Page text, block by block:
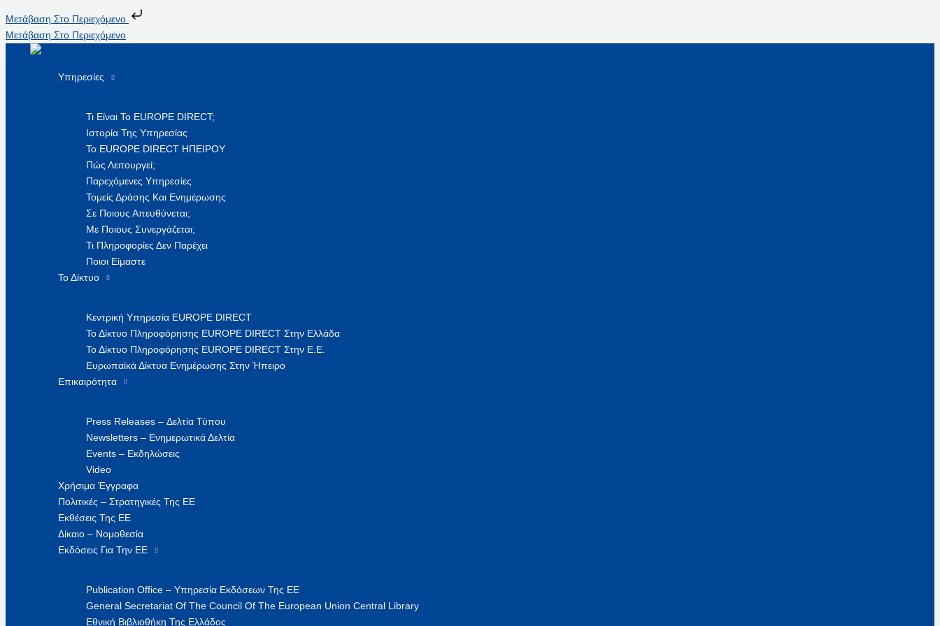
Μετάβαση Στο Περιεχόμενο
Μετάβαση Στο Περιεχόμενο
Υπηρεσίες
Τι Είναι Το EUROPE DIRECT;
Ιστορία Της Υπηρεσίας
Το EUROPE DIRECT ΗΠΕΙΡΟΥ
Πώς Λειτουργεί;
Παρεχόμενες Υπηρεσίες
Τομείς Δράσης Και Ενημέρωσης
Σε Ποιους Απευθύνεται;
Με Ποιους Συνεργάζεται;
Τι Πληροφορίες Δεν Παρέχει
Ποιοι Είμαστε
Το Δίκτυο
Κεντρική Υπηρεσία EUROPE DIRECT
Το Δίκτυο Πληροφόρησης EUROPE DIRECT Στην Ελλάδα
Το Δίκτυο Πληροφόρησης EUROPE DIRECT Στην Ε.Ε.
Ευρωπαϊκά Δίκτυα Ενημέρωσης Στην Ήπειρο
Επικαιρότητα
Press Releases – Δελτία Τύπου
Newsletters – Ενημερωτικά Δελτία
Events – Εκδηλώσεις
Video
Χρήσιμα Έγγραφα
Πολιτικές – Στρατηγικές Της ΕΕ
Εκθέσεις Της ΕΕ
Δίκαιο – Νομοθεσία
Εκδόσεις Για Την ΕΕ
Publication Office – Υπηρεσία Εκδόσεων Της ΕΕ
General Secretariat Of The Council Of The European Union Central Library
Εθνική Βιβλιοθήκη Της Ελλάδος